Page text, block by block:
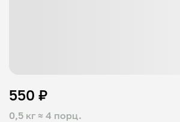
0,5 кг ≈ 4 порц.
550 ₽